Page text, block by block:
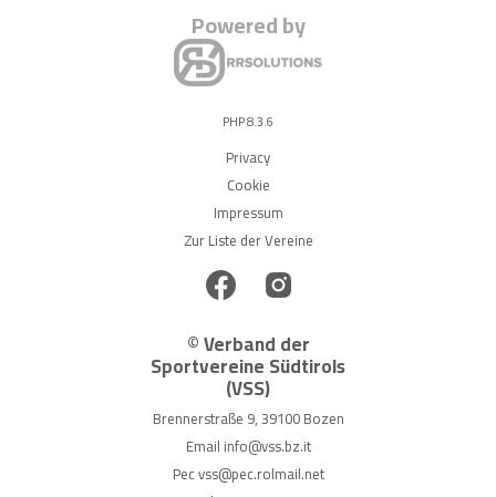
Powered by
PHP 8.3.6
Privacy
Cookie
Impressum
Zur Liste der Vereine
© Verband der
Sportvereine Südtirols
(VSS)
Brennerstraße 9, 39100 Bozen
Email info@vss.bz.it
Pecvss@pec.rolmail.net